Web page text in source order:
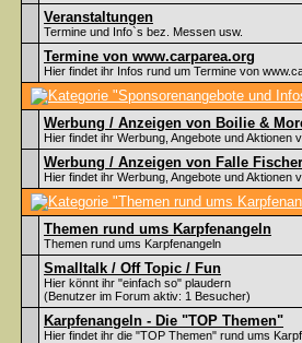
Veranstaltungen
Termine und Info`s bez. Messen usw.
Termine von www.carparea.org
Hier findet ihr Infos rund um Termine von
Werbung / Anzeigen von Boilie &
Hier findet ihr Werbung, Angebote und Aktionen
Werbung / Anzeigen von Falle
Hier findet ihr Werbung, Angebote und
Themen rund ums Karpfenangeln
Themen rund ums Karpfenangeln
Smalltalk / Off Topic / Fun
Hier könnt ihr "einfach so" plaudern
(Benutzer im Forum aktiv: 1 Besucher)
Karpfenangeln - Die "TOP Themen"
Hier findet ihr die "TOP Themen" rund ums